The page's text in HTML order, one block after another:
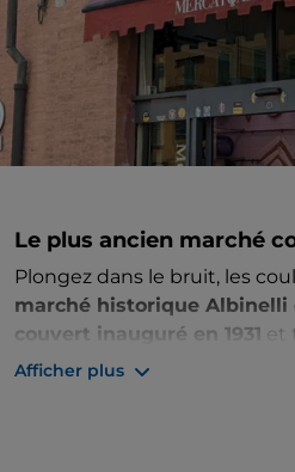
Le plus ancien marché
Plongez dans le bruit, les
marché historique Albinelli
couvert inauguré en 1931 et
vie de la ville. Ici, vous
Afficher plus